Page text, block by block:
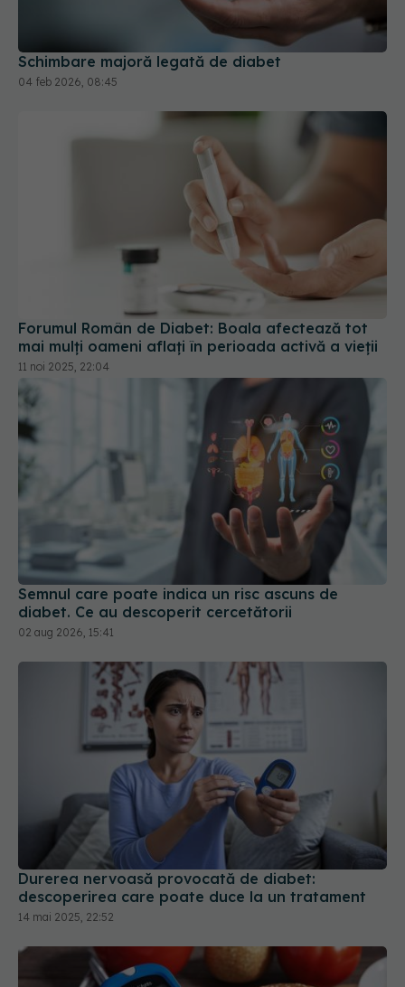
Schimbare majoră legată de diabet
04 feb 2026, 08:45
Forumul Român de Diabet: Boala afectează tot
mai mulţi oameni aflaţi în perioada activă a vieţii
11 noi 2025, 22:04
Semnul care poate indica un risc ascuns de
diabet. Ce au descoperit cercetătorii
02 aug 2026, 15:41
Durerea nervoasă provocată de diabet:
descoperirea care poate duce la un tratament
14 mai 2025, 22:52